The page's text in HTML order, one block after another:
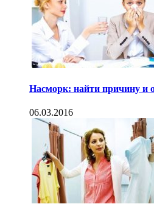
Насморк: найти причину и
06.03.2016